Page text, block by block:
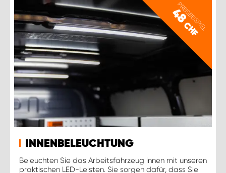
PREISBEISPIEL
48
CHF
INNENBELEUCHTUNG
Beleuchten Sie das Arbeitsfahrzeug innen mit unseren
praktischen LED-Leisten. Sie sorgen dafür, dass Sie